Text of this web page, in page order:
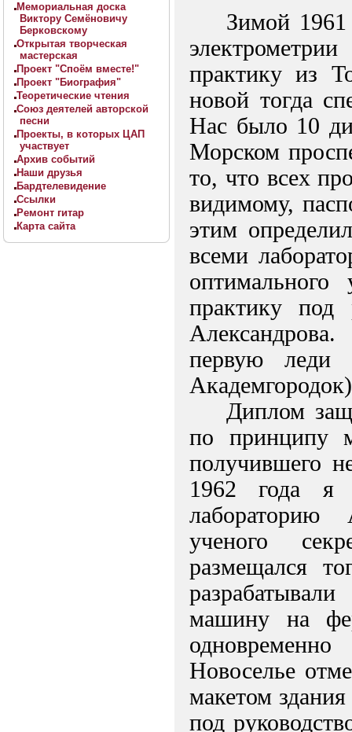
Мемориальная доска
Виктору Семёновичу
Берковскому
Открытая творческая
мастерская
Проект "Споём вместе!"
Проект "Биография"
Теоретические чтения
Союз деятелей авторской
песни
Проекты, в которых ЦАП
участвует
Архив событий
Наши друзья
Бардтелевидение
Ссылки
Ремонт гитар
Карта сайта
Зимой 1961
практику из
новой тогда
Нас было 10
Морском
то, что всех
видимому,
этим
всеми
практику под
первую
Диплом
по принципу
получившего
1962 года я
лабораторию
ученого
размещался
машину на
Новоселье
макетом
под